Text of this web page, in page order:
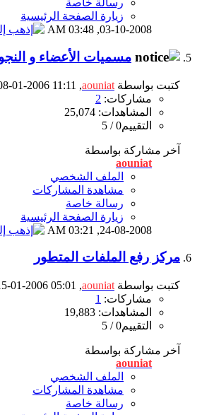
رسالة خاصة
زيارة الصفحة الرئيسية
03-10-2008,
03:48 AM
مسميات الأعضاء و
كتبت بواسطة aouniat
‏, 08-01-2006 11:11 PM
مشاركات: 2
المشاهدات: 25,074
التقييم0 / 5
آخر مشاركة بواسطة
aouniat
الملف الشخصي
مشاهدة المشاركات
رسالة خاصة
زيارة الصفحة الرئيسية
24-08-2008,
03:21 AM
مركز رفع الملفات المتطور
كتبت بواسطة aouniat
‏, 15-01-2006 05:01 PM
مشاركات: 1
المشاهدات: 19,883
التقييم0 / 5
آخر مشاركة بواسطة
aouniat
الملف الشخصي
مشاهدة المشاركات
رسالة خاصة